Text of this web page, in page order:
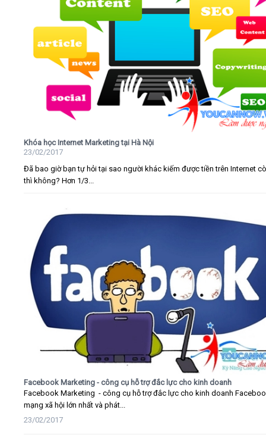
Khóa học Internet Marketing tại Hà Nội
23/02/2017
Đã bao giờ bạn tự hỏi tại sao người khác kiếm được tiền trên Internet
thì không? Hơn 1/3...
Facebook Marketing - công cụ hỗ trợ đắc lực cho kinh doanh
Facebook Marketing - công cụ hỗ trợ đắc lực cho kinh doanh
mạng xã hội lớn nhất và phát...
23/02/2017